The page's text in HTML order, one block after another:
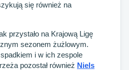
się również na
przystało na Krajową Ligę
sezonem żużlowym.
i w ich zespole
pozostał również Niels